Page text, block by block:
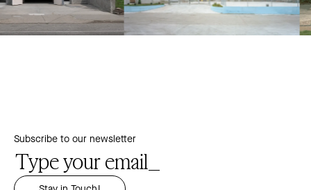
Subscribe to our newsletter